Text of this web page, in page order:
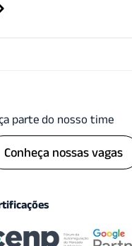
parte do nosso time
Conheça nossas vagas